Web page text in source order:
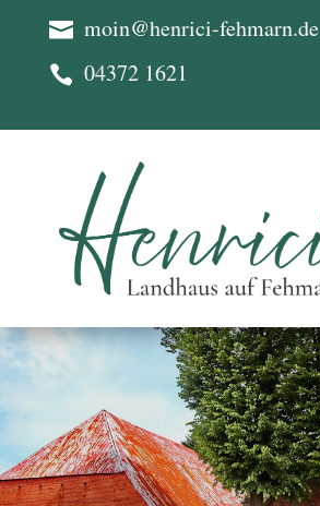
 moin@henrici-fehmarn.de
 04372 1621